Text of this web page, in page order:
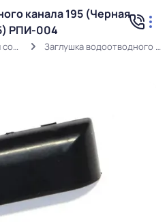
канала 195 (Черная
РПИ-004
195 заглушки Дверной соединитель профиля Подпятник створки Заглушка водоотводного канала 195 (Черная Ral 9005) РПИ-004